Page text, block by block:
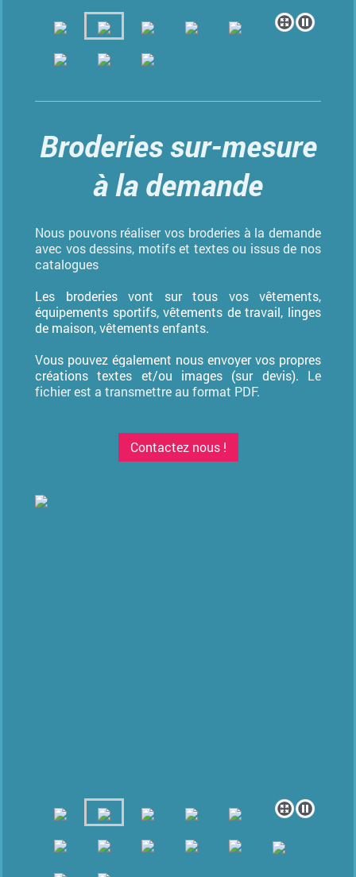
Broderies sur-mesure
à la demande
Nous pouvons réaliser vos broderies à la demande
avec vos dessins, motifs et textes ou issus de nos
catalogues
Les broderies vont sur tous vos vêtements,
équipements sportifs, vêtements de travail, linges
de maison, vêtements enfants.
Vous pouvez également nous envoyer vos propres
créations textes et/ou images (sur devis). Le
fichier est a transmettre au format PDF.
Contactez nous !